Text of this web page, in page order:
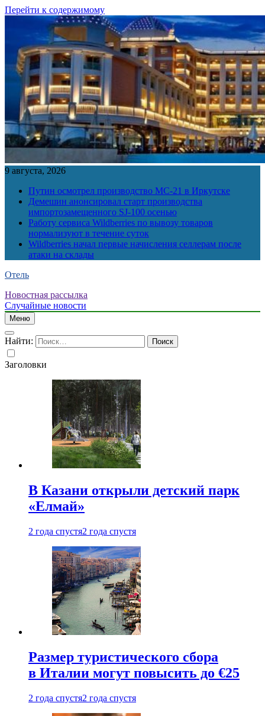
Перейти к содержимому
9 августа, 2026
Путин осмотрел производство МС-21 в Иркутске
Демешин анонсировал старт производства
импортозамещенного SJ-100 осенью
Работу сервиса Wildberries по вывозу товаров
нормализуют в течение суток
Wildberries начал первые начисления селлерам после
атаки на склады
Отель
Новостная рассылка
Случайные новости
Меню
Найти:
Заголовки
В Казани открыли детский парк
«Елмай»
2 года спустя2 года спустя
Размер туристического сбора
в Италии могут повысить до €25
2 года спустя2 года спустя